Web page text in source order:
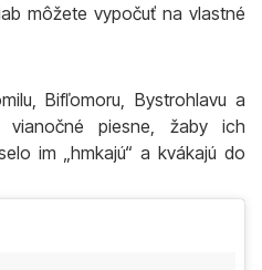
môžete vypočuť na vlastné
Bifľomoru, Bystrohlavu a
vianočné piesne, žaby ich
im „hmkajú“ a kvákajú do